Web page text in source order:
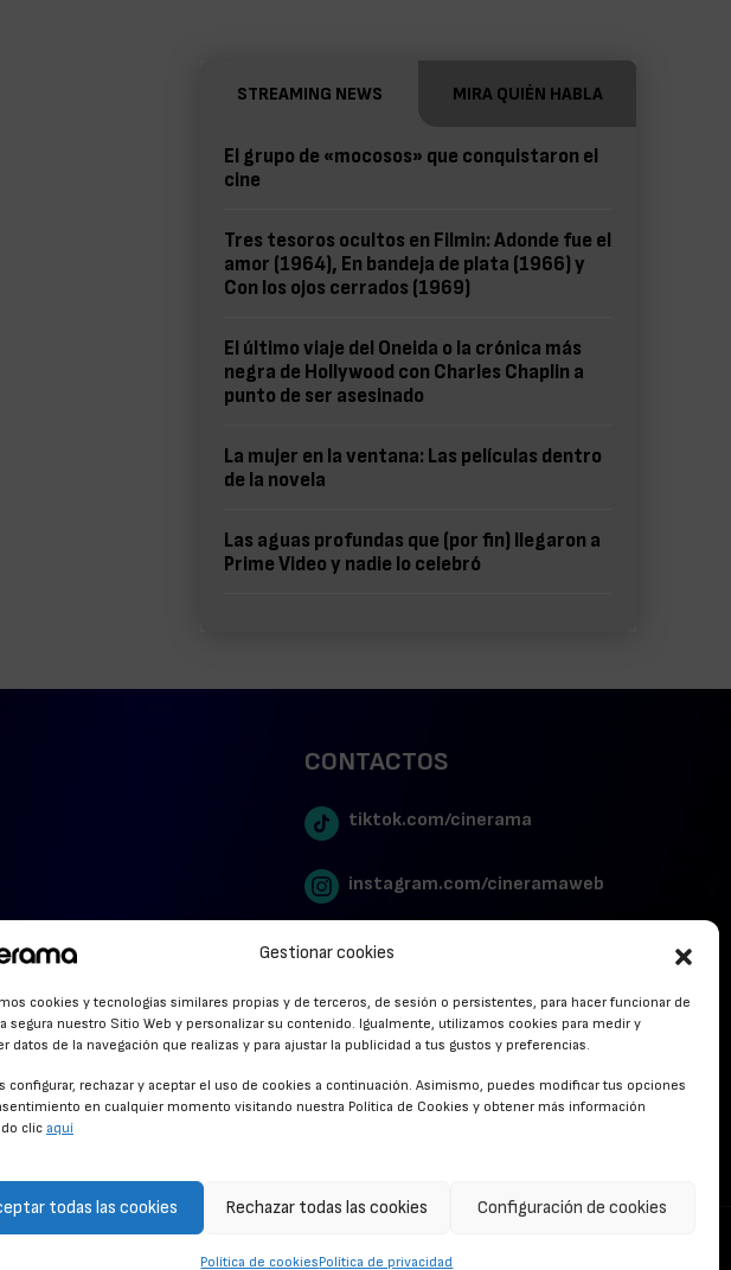
Gestionar cookies
cookies y tecnologías similares propias y de terceros, de sesión o persistentes, para hacer funcionar de
segura nuestro Sitio Web y personalizar su contenido. Igualmente, utilizamos cookies para medir y
datos de la navegación que realizas y para ajustar la publicidad a tus gustos y preferencias.
configurar, rechazar y aceptar el uso de cookies a continuación. Asimismo, puedes modificar tus opciones
en cualquier momento visitando nuestra Política de Cookies y obtener más información
clic aquí
todas las cookies Rechazar todas las cookies Configuración de cookies
Política de cookiesPolítica de privacidad
STREAMING NEWS MIRA QUIÉN HABLA
El grupo de «mocosos» que conquistaron el
cine
Tres tesoros ocultos en Filmin: Adonde fue el
amor (1964), En bandeja de plata (1966) y
Con los ojos cerrados (1969)
El último viaje del Oneida o la crónica más
negra de Hollywood con Charles Chaplin a
punto de ser asesinado
La mujer en la ventana: Las películas dentro
de la novela
Las aguas profundas que (por fin) llegaron a
Prime Video y nadie lo celebró
CONTACTOS
tiktok.com/cinerama
instagram.com/cineramaweb
twitter.com/cinerames
Youtube Canal Cinerama
DE PRIVACIDAD